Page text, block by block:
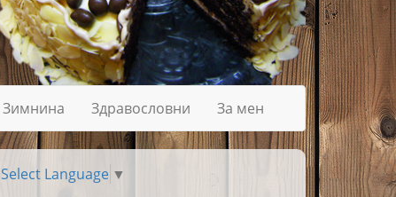
Зимнина Здравословни За мен
Select Language ▼